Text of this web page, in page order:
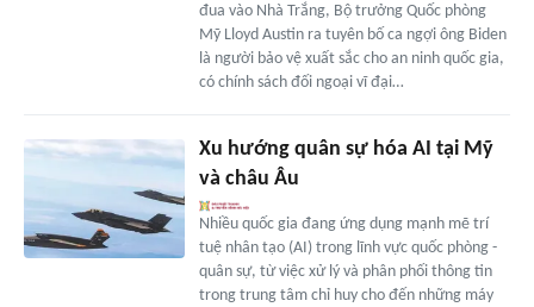
đua vào Nhà Trắng, Bộ trưởng Quốc phòng
Mỹ Lloyd Austin ra tuyên bố ca ngợi ông Biden
là người bảo vệ xuất sắc cho an ninh quốc gia,
có chính sách đối ngoại vĩ đại…
Xu hướng quân sự hóa AI tại Mỹ
và châu Âu
Nhiều quốc gia đang ứng dụng mạnh mẽ trí
tuệ nhân tạo (AI) trong lĩnh vực quốc phòng -
quân sự, từ việc xử lý và phân phối thông tin
trong trung tâm chỉ huy cho đến những máy